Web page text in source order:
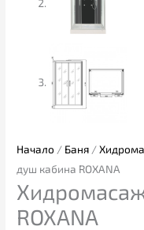
Начало / Баня /
душ кабина ROXANA
ROXANA